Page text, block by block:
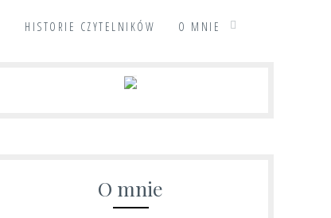
HISTORIE CZYTELNIKÓW O MNIE
O mnie